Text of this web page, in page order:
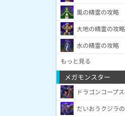
風の精霊の攻略
大地の精霊の攻略
水の精霊の攻略
もっと見る
メガモンスター
ドラゴンコープ
だいおうクジラの